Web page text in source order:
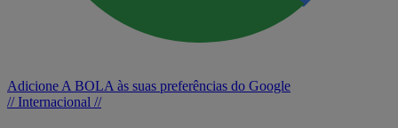
Adicione A BOLA às suas preferências do Google
// Internacional //